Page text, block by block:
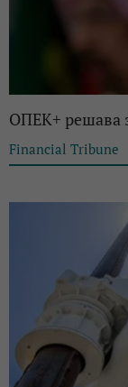
ОПЕК+ решава
Financial Tribune